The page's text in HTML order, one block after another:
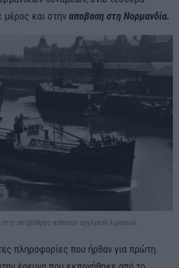
μέρος και στην αποβαση στη Νορμανδία.
αποβάθρες κάποιου αγγλικού λιμανιού.
πληροφορίες που ήρθαν για πρώτη